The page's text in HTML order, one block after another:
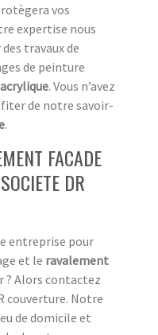
vos
expertise nous
travaux de
de peinture
. Vous n’avez
de notre savoir-
.
FACADE
DR
entreprise pour
et le ravalement
? Alors contactez
couverture. Notre
de domicile et